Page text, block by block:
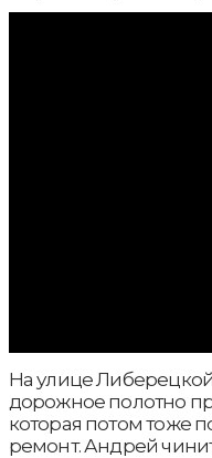
На улице
дорожное полотно
которая потом тоже
ремонт. Андрей